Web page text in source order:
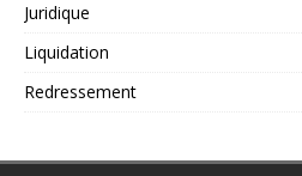
Juridique
Liquidation
Redressement